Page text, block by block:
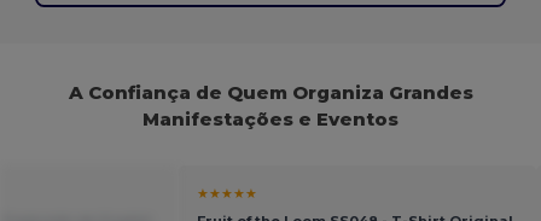
A Confiança de Quem Organiza Grandes
Manifestações e Eventos
★★★★★